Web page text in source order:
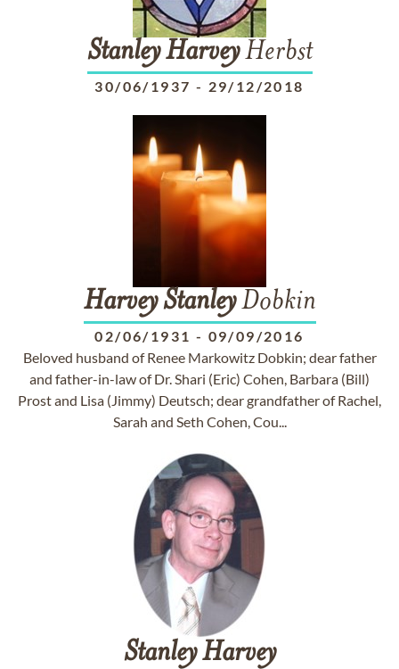
Stanley HarveyHerbst
30/06/1937 - 29/12/2018
Harvey StanleyDobkin
02/06/1931 - 09/09/2016
Beloved husband of Renee Markowitz Dobkin; dear father
and father-in-law of Dr. Shari (Eric) Cohen, Barbara (Bill)
Prost and Lisa (Jimmy) Deutsch; dear grandfather of Rachel,
Sarah and Seth Cohen, Cou...
Stanley Harvey